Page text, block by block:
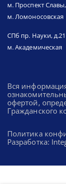
м. Проспект Славы,
м. Ломоносовская
СПб пр. Науки, д.21
м. Академическая
Вся
офертой,
Гражданского
Политика
Разработка: